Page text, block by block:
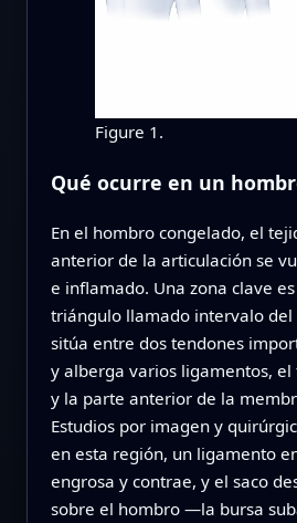
Figure 1.
Qué ocurre en un
En el hombro congelado, el
anterior de la articulación se
e inflamado. Una zona clave
triángulo llamado intervalo del
sitúa entre dos tendones
y alberga varios ligamentos, el
y la parte anterior de la
Estudios por imagen y
en esta región, un ligamento
engrosa y contrae, y el saco
sobre el hombro —la bursa